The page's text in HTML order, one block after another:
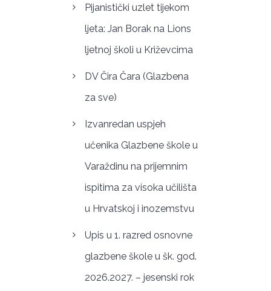
Pijanistički uzlet tijekom
ljeta: Jan Borak na Lions
ljetnoj školi u Križevcima
DV Čira Čara (Glazbena
za sve)
Izvanredan uspjeh
učenika Glazbene škole u
Varaždinu na prijemnim
ispitima za visoka učilišta
u Hrvatskoj i inozemstvu
Upis u 1. razred osnovne
glazbene škole u šk. god.
2026.2027. – jesenski rok